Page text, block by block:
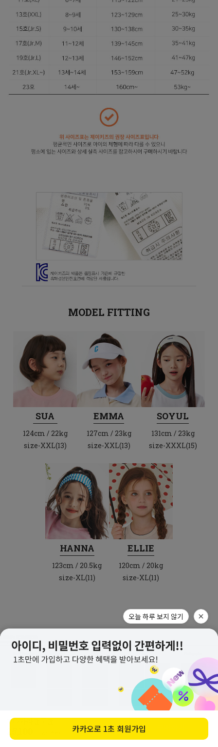
코다카라맨투맨
(10%↓)
MODEL FITTING
SUA
124cm / 22kg
size-XXL(13)
EMMA
127cm / 23kg
size-XXL(13)
SOYUL
131cm / 23kg
size-XXXL(15)
HANNA
123cm / 20.5kg
size-XL(11)
ELLIE
120cm / 20kg
size-XL(11)
오늘 하루 보지 않기
카카오로 1초 회원가입